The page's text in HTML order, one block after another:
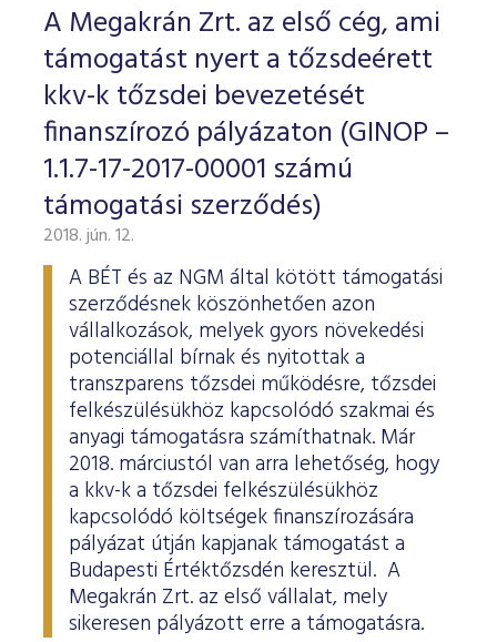
A Megakrán Zrt. az első cég, ami
támogatást nyert a tőzsdeérett
kkv-k tőzsdei bevezetését
finanszírozó pályázaton (GINOP –
1.1.7-17-2017-00001 számú
támogatási szerződés)
2018. jún. 12.
A BÉT és az NGM által kötött támogatási
szerződésnek köszönhetően azon
vállalkozások, melyek gyors növekedési
potenciállal bírnak és nyitottak a
transzparens tőzsdei működésre, tőzsdei
felkészülésükhöz kapcsolódó szakmai és
anyagi támogatásra számíthatnak. Már
2018. márciustól van arra lehetőség, hogy
a kkv-k a tőzsdei felkészülésükhöz
kapcsolódó költségek finanszírozására
pályázat útján kapjanak támogatást a
Budapesti Értéktőzsdén keresztül. A
Megakrán Zrt. az első vállalat, mely
sikeresen pályázott erre a támogatásra.